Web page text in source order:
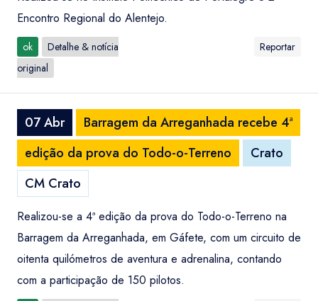
Encontro Regional do Alentejo.
ok
Detalhe & notícia
original
Reportar
07 Abr
Barragem da Arreganhada recebe 4ª
edição da prova do Todo-o-Terreno
Crato
CM Crato
Realizou-se a 4ª edição da prova do Todo-o-Terreno na
Barragem da Arreganhada, em Gáfete, com um circuito de
oitenta quilómetros de aventura e adrenalina, contando
com a participação de 150 pilotos.